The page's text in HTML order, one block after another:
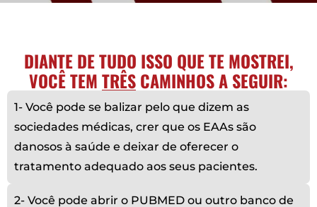
DIANTE DE TUDO ISSO QUE TE MOSTREI,
VOCÊ TEMTRÊSCAMINHOS A SEGUIR:
1- Você pode se balizar pelo que dizem as
sociedades médicas, crer que os EAAs são
danosos à saúde e deixar de oferecer o
tratamento adequado aos seus pacientes.
2- Você pode abrir o PUBMED ou outro banco de